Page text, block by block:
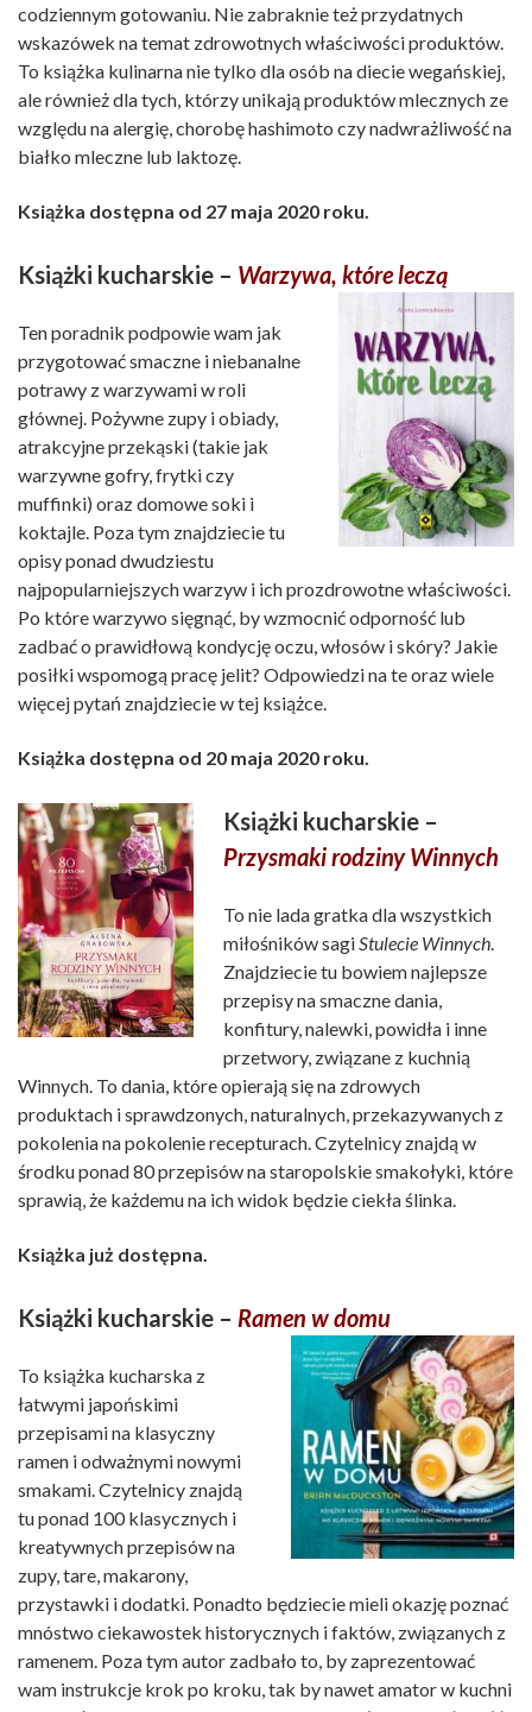
codziennym gotowaniu. Nie zabraknie też przydatnych
wskazówek na temat zdrowotnych właściwości produktów.
To książka kulinarna nie tylko dla osób na diecie wegańskiej,
ale również dla tych, którzy unikają produktów mlecznych ze
względu na alergię, chorobę hashimoto czy nadwrażliwość na
białko mleczne lub laktozę.
Książka dostępna od 27 maja 2020 roku.
Książki kucharskie – Warzywa, które leczą
Ten poradnik podpowie wam jak
przygotować smaczne i niebanalne
potrawy z warzywami w roli
głównej. Pożywne zupy i obiady,
atrakcyjne przekąski (takie jak
warzywne gofry, frytki czy
muffinki) oraz domowe soki i
koktajle. Poza tym znajdziecie tu
opisy ponad dwudziestu
najpopularniejszych warzyw i ich prozdrowotne właściwości.
Po które warzywo sięgnąć, by wzmocnić odporność lub
zadbać o prawidłową kondycję oczu, włosów i skóry? Jakie
posiłki wspomogą pracę jelit? Odpowiedzi na te oraz wiele
więcej pytań znajdziecie w tej książce.
Książka dostępna od 20 maja 2020 roku.
Książki kucharskie –
Przysmaki rodziny Winnych
To nie lada gratka dla wszystkich
miłośników sagiStulecie Winnych.
Znajdziecie tu bowiem najlepsze
przepisy na smaczne dania,
konfitury, nalewki, powidła i inne
przetwory, związane z kuchnią
Winnych. To dania, które opierają się na zdrowych
produktach i sprawdzonych, naturalnych, przekazywanych z
pokolenia na pokolenie recepturach. Czytelnicy znajdą w
środku ponad 80 przepisów na staropolskie smakołyki, które
sprawią, że każdemu na ich widok będzie ciekła ślinka.
Książka już dostępna.
Książki kucharskie – Ramen w domu
To książka kucharska z
łatwymi japońskimi
przepisami na klasyczny
ramen i odważnymi nowymi
smakami. Czytelnicy znajdą
tu ponad 100 klasycznych i
kreatywnych przepisów na
zupy, tare, makarony,
przystawki i dodatki. Ponadto będziecie mieli okazję poznać
mnóstwo ciekawostek historycznych i faktów, związanych z
ramenem. Poza tym autor zadbało to, by zaprezentować
wam instrukcje krok po kroku, tak by nawet amator w kuchni